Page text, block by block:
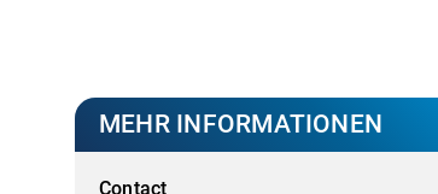
MEHR INFORMATIONEN
Contact